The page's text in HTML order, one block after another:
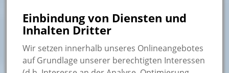
Einbindung von Diensten und
Inhalten Dritter
Wir setzen innerhalb unseres Onlineangebotes
auf Grundlage unserer berechtigten Interessen